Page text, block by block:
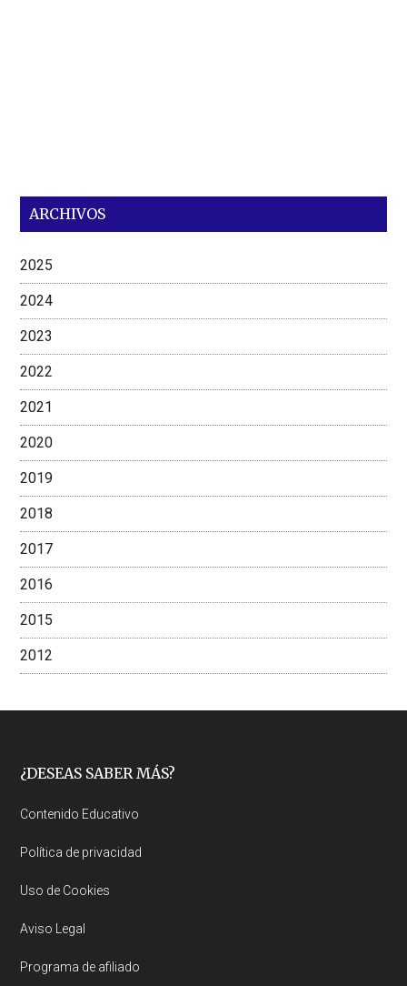
ARCHIVOS
2025
2024
2023
2022
2021
2020
2019
2018
2017
2016
2015
2012
Footer
¿DESEAS SABER MÁS?
Contenido Educativo
Política de privacidad
Uso de Cookies
Aviso Legal
Programa de afiliado